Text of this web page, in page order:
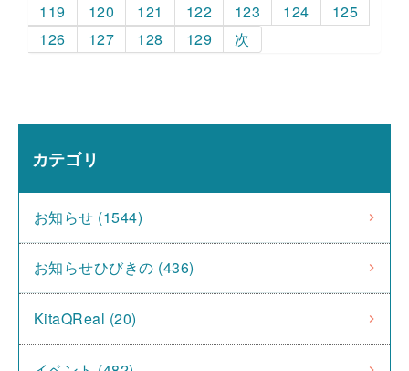
119
120 121 122 123 124
125
126
127 128 129 次
カテゴリ
お知らせ (1544)
お知らせひびきの (436)
KitaQReal (20)